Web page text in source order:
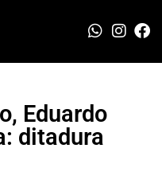
Eduardo
ditadura